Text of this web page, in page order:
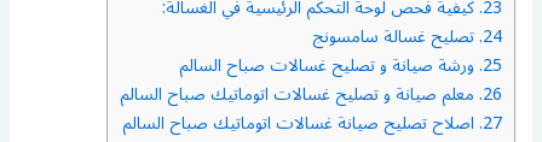
23. كيفية فحص لوحة التحكم الرئيسية في الغسالة:
24. تصليح غسالة سامسونج
25. ورشة صيانة و تصليح غسالات صباح السالم
26. معلم صيانة و تصليح غسالات اتوماتيك صباح السالم
27. اصلاح تصليح صيانة غسالات اتوماتيك صباح السالم